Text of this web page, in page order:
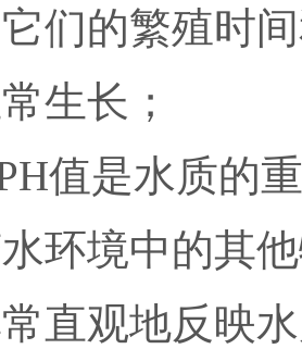
们的繁殖时
生长；
值是水质的
环境中的其
直观地反映